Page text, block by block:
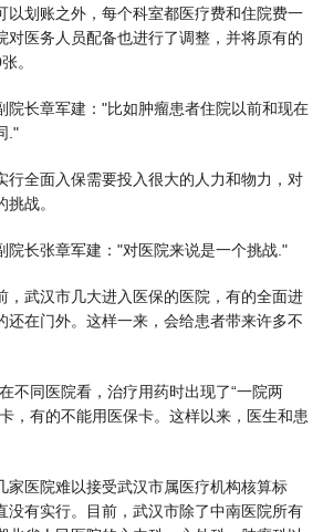
以划账之外，每个科室都医疗费和住院费一
对医务人员配备也进行了调整，并将原有的
。
长章军建："比如肿瘤患者住院以前和现在
."
全面入保需要投入很大的人力和物力，对
战。
长张章军建："对医院来说是一个挑战."
武汉市几大进入医保的医院，有的全面进
还在门外。这样一来，会给患者带来许多不
同医院看，治疗用药时出现了“一院两
，有的不能用医保卡。这样以来，医生和患
医院难以接受武汉市属医疗机构核算标
没有实行。目前，武汉市除了中南医院所有